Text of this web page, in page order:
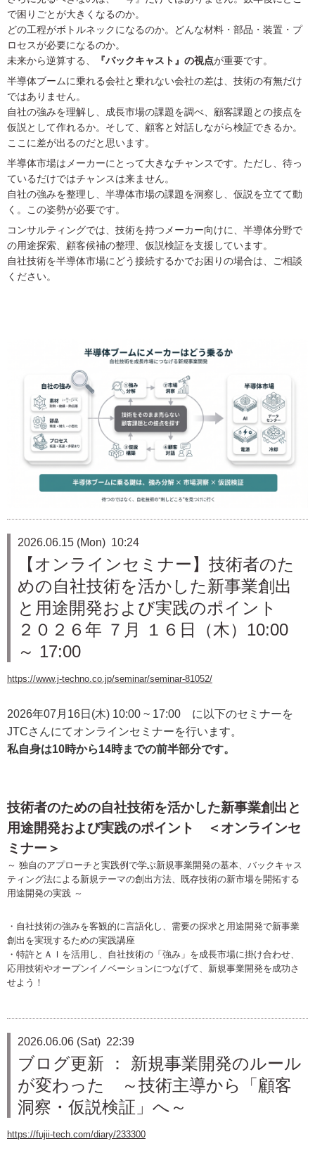
で困りごとが大きくなるのか。
どの工程がボトルネックになるのか。どんな材料・部品・装置・プ
ロセスが必要になるのか。
未来から逆算する、
『バックキャスト』の視点が重要です。
半導体ブームに乗れる会社と乗れない会社の差は、技術の有無だけ
ではありません。
自社の強みを理解し、成長市場の課題を調べ、顧客課題との接点を
仮説として作れるか。そして、顧客と対話しながら検証できるか。
ここに差が出るのだと思います。
半導体市場はメーカーにとって大きなチャンスです。ただし、待っ
ているだけではチャンスは来ません。
自社の強みを整理し、半導体市場の課題を洞察し、仮説を立てて動
く。この姿勢が必要です。
コンサルティングでは、技術を持つメーカー向けに、半導体分野で
の用途探索、顧客候補の整理、仮説検証を支援しています。
自社技術を半導体市場にどう接続するかでお困りの場合は、ご相談
ください。
2026.06.15 (Mon) 10:24
【オンラインセミナー】技術者のた
めの自社技術を活かした新事業創出
と用途開発および実践のポイント
２０２６年 ７月 １６日（木）10:00
～ 17:00
https://www.j-techno.co.jp/seminar/seminar-81052/
2026年07月16日(木) 10:00 ~ 17:00 に以下のセミナーを
JTCさんにてオンラインセミナーを行います。
私自身は10時から14時までの前半部分です。
技術者のための自社技術を活かした新事業創出と
用途開発および実践のポイント ＜オンラインセ
ミナー＞
～ 独自のアプローチと実践例で学ぶ新規事業開発の基本、バックキャス
ティング法による新規テーマの創出方法、既存技術の新市場を開拓する
用途開発の実践 ～
・自社技術の強みを客観的に言語化し、需要の探求と用途開発で新事業
創出を実現するための実践講座
・特許とＡＩを活用し、自社技術の「強み」を成長市場に掛け合わせ、
応用技術やオープンイノベーションにつなげて、新規事業開発を成功さ
せよう！
2026.06.06 (Sat) 22:39
ブログ更新 ： 新規事業開発のルール
が変わった ～技術主導から「顧客
洞察・仮説検証」へ～
https://fujii-tech.com/diary/233300